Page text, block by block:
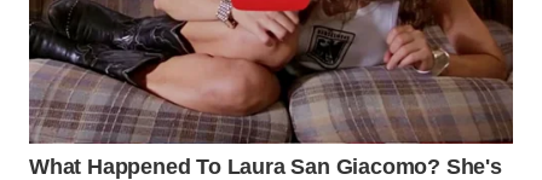
PLN
WATCH
MKLI